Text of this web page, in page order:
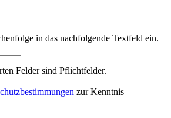
in das nachfolgende Textfeld ein.
Felder sind Pflichtfelder.
zur Kenntnis